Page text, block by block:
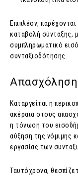
Επιπλέον,
καταβολή σύνταξης,
συμπληρωματικό
συνταξιοδότησης.
Απασχόληση
Καταργείται η
ακέραια στους
η τόνωση του
αύξηση της νόμιμης
εργασίας των
Ταυτόχρονα,